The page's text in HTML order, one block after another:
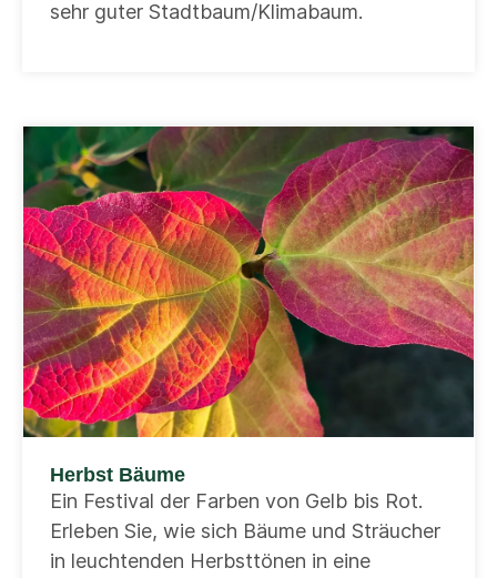
sehr guter Stadtbaum/Klimabaum.
Herbst Bäume
Ein Festival der Farben von Gelb bis Rot.
Erleben Sie, wie sich Bäume und Sträucher
in leuchtenden Herbsttönen in eine